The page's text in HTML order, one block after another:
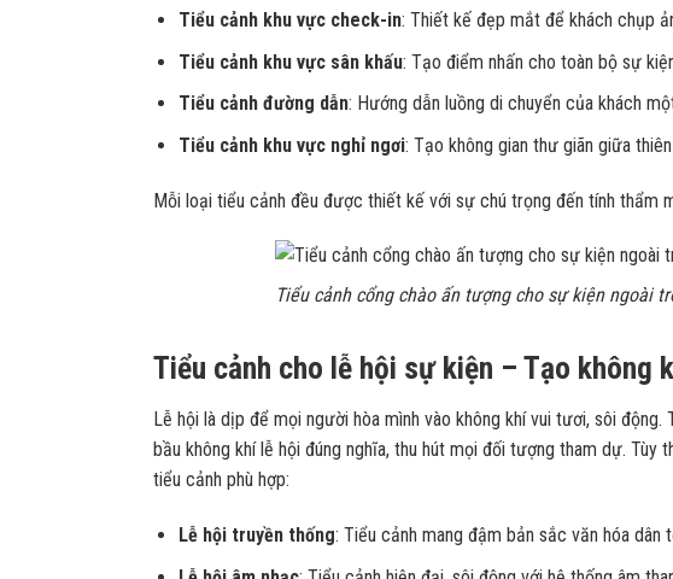
Tiểu cảnh khu vực check-in: Thiết kế đẹp mắt để khách chụp
Tiểu cảnh khu vực sân khấu: Tạo điểm nhấn cho toàn bộ sự
Tiểu cảnh đường dẫn: Hướng dẫn luồng di chuyển của khách
Tiểu cảnh khu vực nghỉ ngơi: Tạo không gian thư giãn giữa thiên
Mỗi loại tiểu cảnh đều được thiết kế với sự chú trọng đến tính thẩm
Tiểu cảnh cổng chào ấn tượng cho sự kiện ngoài
Tiểu cảnh cho lễ hội sự kiện – Tạo không
Lễ hội là dịp để mọi người hòa mình vào không khí vui tươi, sôi
bầu không khí lễ hội đúng nghĩa, thu hút mọi đối tượng tham dự.
tiểu cảnh phù hợp:
Lễ hội truyền thống: Tiểu cảnh mang đậm bản sắc văn hóa dân